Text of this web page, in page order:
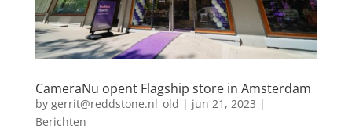
CameraNu opent Flagship store in Amsterdam
by gerrit@reddstone.nl_old | jun 21, 2023 |
Berichten